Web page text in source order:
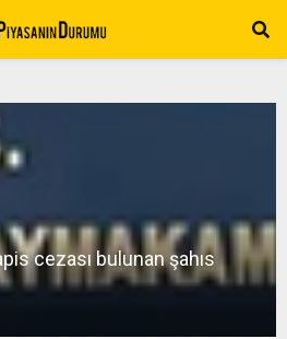
cezası bulunan şahıs